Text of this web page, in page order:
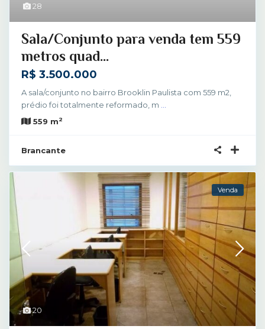
28
Sala/Conjunto para venda tem 559
metros quad...
R$ 3.500.000
A sala/conjunto no bairro Brooklin Paulista com 559 m2,
prédio foi totalmente reformado, m
559 m2
Brancante
20
Venda